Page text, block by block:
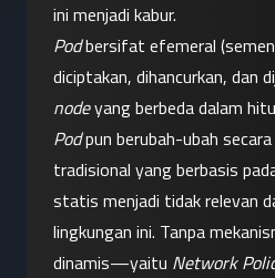
ini menjadi kabur.
Pod bersifat efemeral
node
Pod pun berubah-ubah secara
tradisional yang berbasis
statis menjadi tidak relevan
lingkungan ini. Tanpa
dinamis—yaitu Network